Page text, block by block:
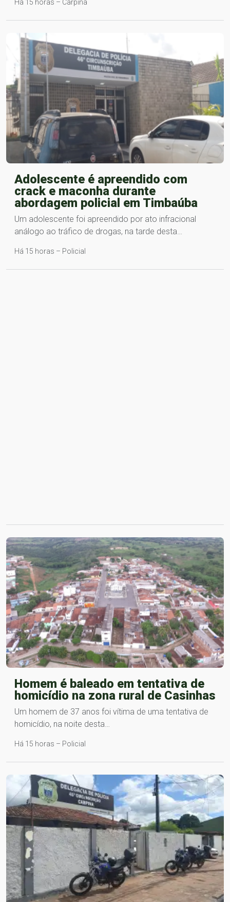
Há 15 horas – Carpina
Adolescente é apreendido com
crack e maconha durante
abordagem policial em Timbaúba
Um adolescente foi apreendido por ato infracional
análogo ao tráfico de drogas, na tarde desta…
Há 15 horas – Policial
Homem é baleado em tentativa de
homicídio na zona rural de Casinhas
Um homem de 37 anos foi vítima de uma tentativa de
homicídio, na noite desta…
Há 15 horas – Policial